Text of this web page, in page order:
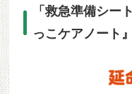
「救急準備シー
っこケアノート